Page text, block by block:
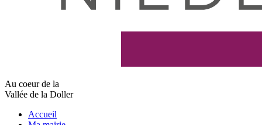
Au coeur de la
Vallée de la Doller
Accueil